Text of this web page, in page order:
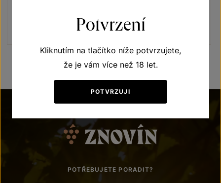
Šarže 0380
POTŘEBUJETE PORADIT?
Potvrzení
Kliknutím na tlačítko níže potvrzujete,
že je vám více než 18 let.
POTVRZUJI